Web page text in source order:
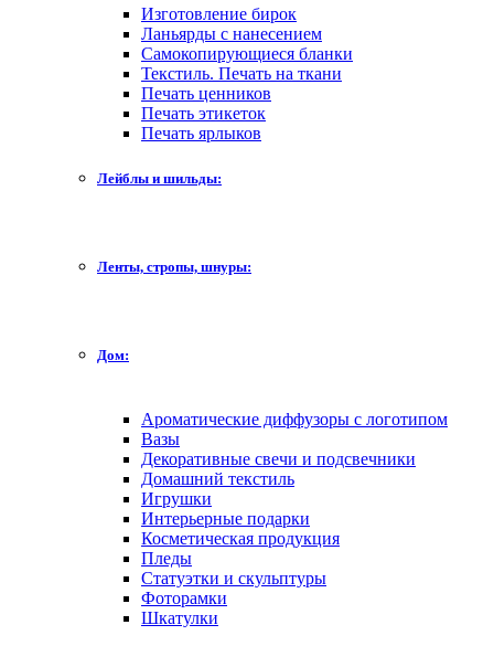
Изготовление бирок
Ланьярды с нанесением
Самокопирующиеся бланки
Текстиль. Печать на ткани
Печать ценников
Печать этикеток
Печать ярлыков
Лейблы и шильды:
Ленты, стропы, шнуры:
Дом:
Ароматические диффузоры с логотипом
Вазы
Декоративные свечи и подсвечники
Домашний текстиль
Игрушки
Интерьерные подарки
Косметическая продукция
Пледы
Статуэтки и скульптуры
Фоторамки
Шкатулки